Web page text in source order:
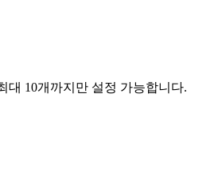
대 10개까지만 설정 가능합니다.